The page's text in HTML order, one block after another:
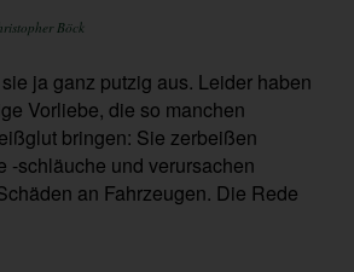
Böck
ja ganz putzig aus. Leider haben
Vorliebe, die so manchen
bringen: Sie zerbeißen
-schläuche und verursachen
an Fahrzeugen. Die Rede